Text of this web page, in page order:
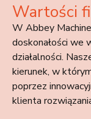
Wartości
W Abbey
doskonałości we
działalności.
kierunek, w
poprzez
klienta